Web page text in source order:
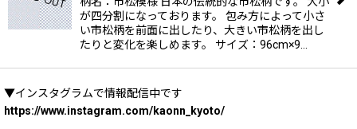
が四分割になっております。 包み方によって小さ
い市松柄を前面に出したり、大きい市松柄を出し
たりと変化を楽しめます。 サイズ：96cm×9…
▼インスタグラムで情報配信中です
https://www.instagram.com/kaonn_kyoto/